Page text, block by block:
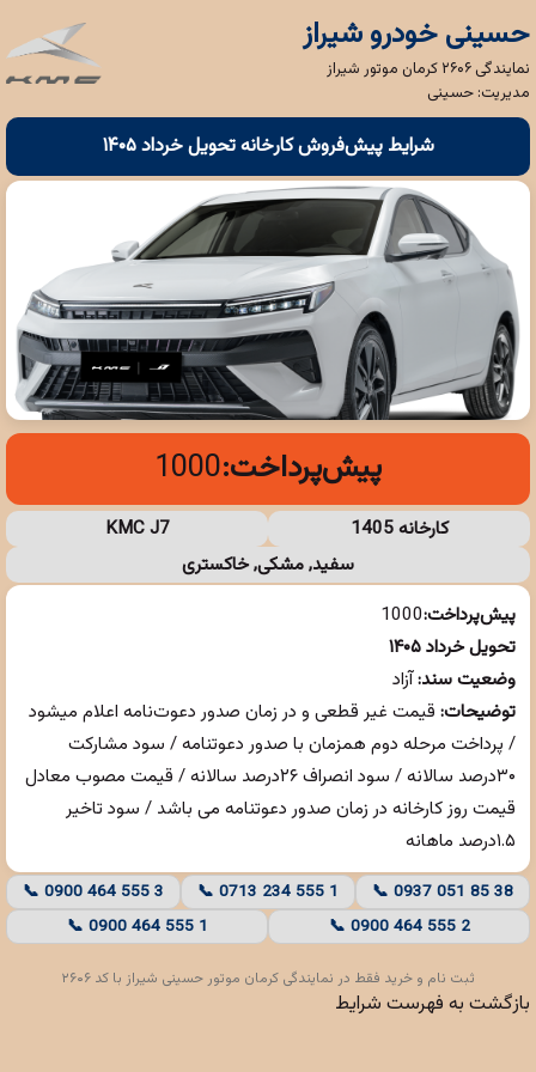
حسینی خودرو شیراز
نمایندگی ۲۶۰۶ کرمان موتور شیراز
مدیریت: حسینی
شرایط پیش‌فروش کارخانه تحویل خرداد ۱۴۰۵
پیش‌پرداخت:1000
کارخانه 1405
KMC J7
سفید, مشکی, خاکستری
پیش‌پرداخت:1000
تحویل خرداد ۱۴۰۵
وضعیت سند:آزاد
توضیحات: قیمت غیر قطعی و در زمان صدور دعوت‌نامه اعلام میشود
/ پرداخت مرحله دوم همزمان با صدور دعوتنامه / سود مشارکت
۳۰درصد سالانه / سود انصراف ۲۶درصد سالانه / قیمت مصوب معادل
قیمت روز کارخانه در زمان صدور دعوتنامه می باشد / سود تاخیر
۱.۵درصد ماهانه
📞 0937 051 85 38
📞 0713 234 555 1
📞 0900 464 555 3
📞 0900 464 555 2
📞 0900 464 555 1
ثبت نام و خرید فقط در نمایندگی کرمان موتور حسینی شیراز با کد ۲۶۰۶
بازگشت به فهرست شرایط